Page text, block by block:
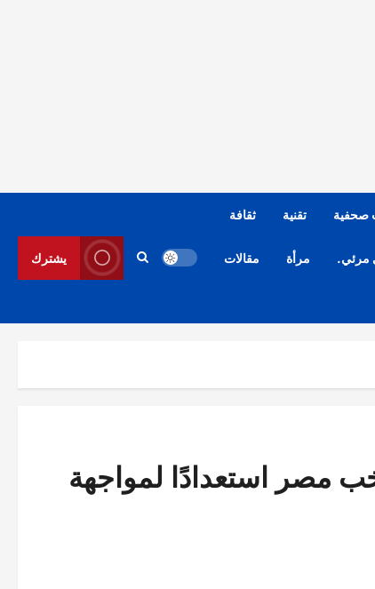
صحفية تقنية ثقافة
مرئي. مرأة مقالات يشترك
مصر استعدادًا لمواجهة